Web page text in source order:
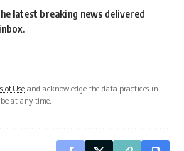
latest breaking news delivered
of Use and acknowledge the data practices in
at any time.